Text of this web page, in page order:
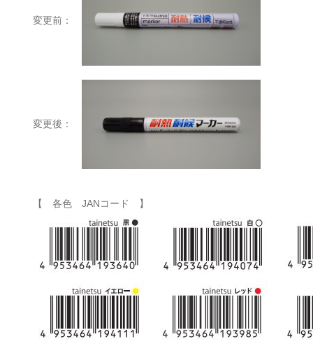
変更前：
変更後：
【 各色 JANコード 】